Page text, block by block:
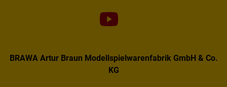
BRAWA Artur Braun Modellspielwarenfabrik GmbH & Co.
KG